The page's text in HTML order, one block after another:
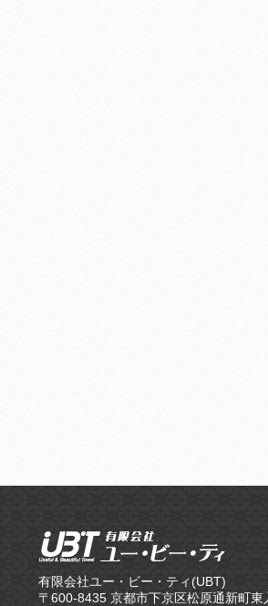
有限会社ユー・ビー・ティ(UBT)
〒600-8435 京都市下京区松原通新町